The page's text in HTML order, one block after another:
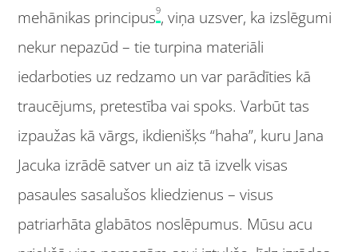
mehānikas principus9, viņa uzsver, ka izslēgumi
nekur nepazūd – tie turpina materiāli
iedarboties uz redzamo un var parādīties kā
traucējums, pretestība vai spoks. Varbūt tas
izpaužas kā vārgs, ikdienišķs “haha”, kuru Jana
Jacuka izrādē satver un aiz tā izvelk visas
pasaules sasalušos kliedzienus – visus
patriarhāta glabātos noslēpumus. Mūsu acu